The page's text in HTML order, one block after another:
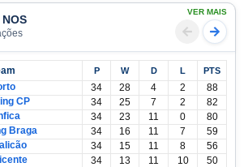
VER MAIS
P W D L PTS
34 28 4 2
88
CP 34 25 7 2
82
34 23 11 0
80
Braga 34 16 11 7
59
34 15 11 8
56
34 13 11 10
50